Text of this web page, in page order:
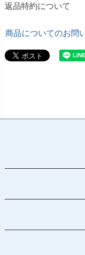
返品特約について
商品についてのお問